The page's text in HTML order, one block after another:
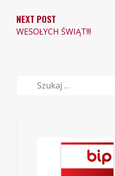
NEXT POST
WESOŁYCH ŚWIĄT!!!